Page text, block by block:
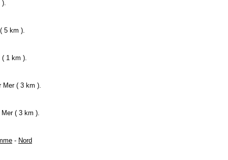
).
5 km ).
( 1 km ).
Mer ( 3 km ).
( 3 km ).
- Nord